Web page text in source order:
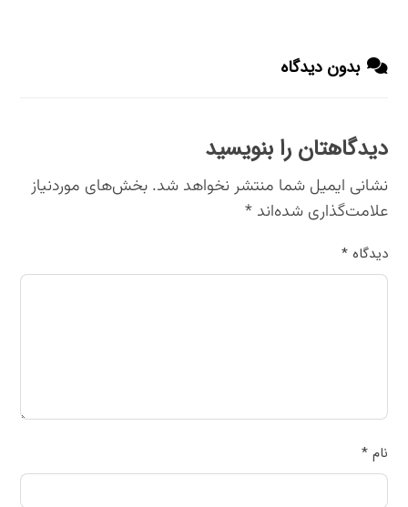
بدون دیدگاه
دیدگاهتان را بنویسید
نشانی ایمیل شما منتشر نخواهد شد. بخش‌های موردنیاز
علامت‌گذاری شده‌اند*
دیدگاه*
نام*